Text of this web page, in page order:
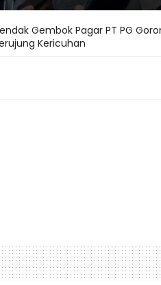
Gembok Pagar PT PG
Kericuhan